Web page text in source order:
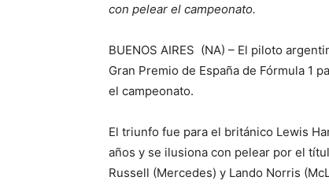
con pelear el campeonato.
BUENOS AIRES (NA) – El piloto
Gran Premio de España de Fórmula 1
el campeonato.
El triunfo fue para el británico Lewis
años y se ilusiona con pelear por el
Russell (Mercedes) y Lando Norris